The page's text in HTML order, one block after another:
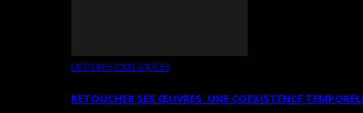
OEUVRES EXPLIQUÉES
RETOUCHER SES ŒUVRES. UNE COEXISTENCE